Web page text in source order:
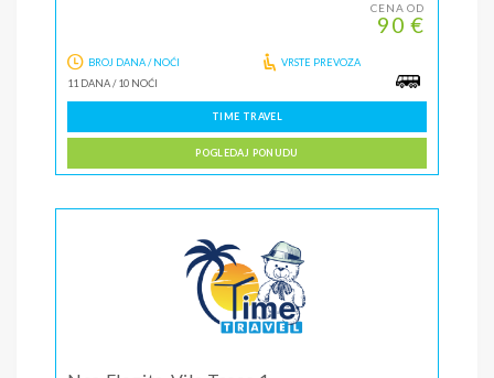
CENA OD
90 €
BROJ DANA / NOĆI
11 DANA/10 NOĆI
VRSTE PREVOZA
TIME TRAVEL
POGLEDAJ PONUDU